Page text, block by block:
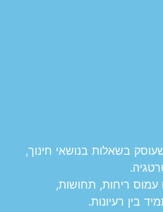
בשאלות בנושאי חינוך,
עמוס ריחות, תחושות,
בין רעיונות.